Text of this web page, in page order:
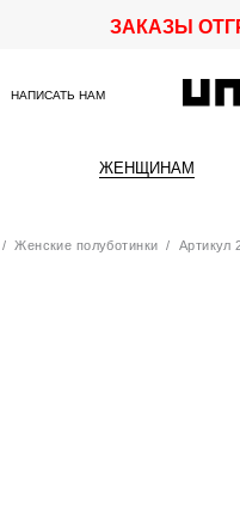
ЗАКАЗЫ
НАПИСАТЬ НАМ
ЖЕНЩИНАМ
/Женские полуботинки / Артикул